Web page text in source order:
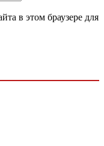
в этом браузере для